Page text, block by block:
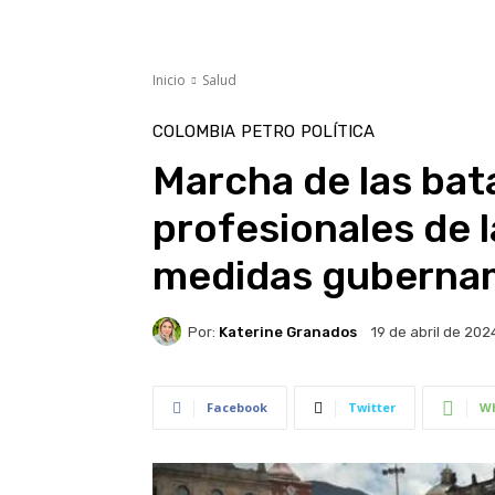
Inicio Salud
COLOMBIA PETRO POLÍTICA
Marcha de las
profesionales de
medidas
Por: Katerine Granados 19 de abril de
Facebook Twitter